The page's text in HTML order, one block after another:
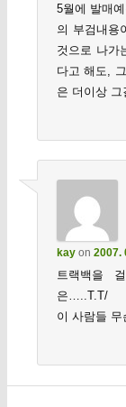
5월에 발매
의 부검내용
것으로 나가
다고 해도,
은 더이상 그
kayon 2007.
트랙백을
은…..T.T/
이 사람들 무